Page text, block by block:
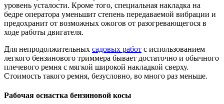
уровень усталости. Кроме того, специальная накладка на
бедре оператора уменьшит степень передаваемой вибрации и
предохранит от возможных ожогов от разогревающегося в
ходе работы двигателя.
Для непродолжительных садовых работ с использованием
легкого бензинового триммера бывает достаточно и обычного
плечевого ремня с мягкой широкой накладкой сверху.
Стоимость такого ремня, безусловно, во много раз меньше.
Рабочая оснастка бензиновой косы